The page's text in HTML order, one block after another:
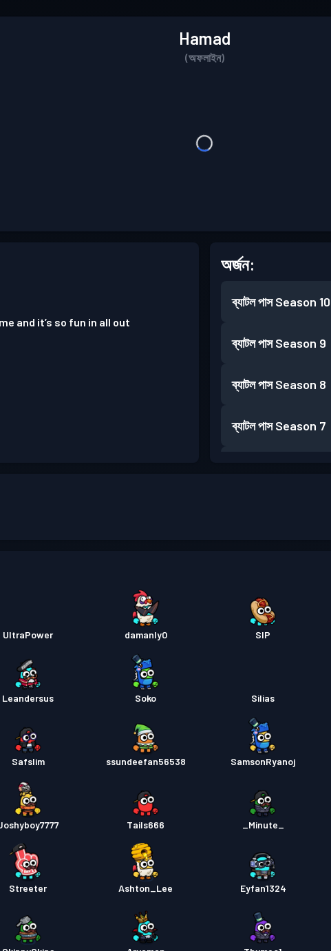
Hamad
(অফলাইন)
and it’s so fun in all out
অর্জন:
ব্যাটল পাস Season 10
ব্যাটল পাস Season 9
ব্যাটল পাস Season 8
ব্যাটল পাস Season 7
ব্যাটল পাস
UltraPower damanly0 SIP
Leandersus Soko Silias
Safslim ssundeefan56538 SamsonRyanoj
Tails666 _Minute_
Streeter Ashton_Lee Eyfan1324